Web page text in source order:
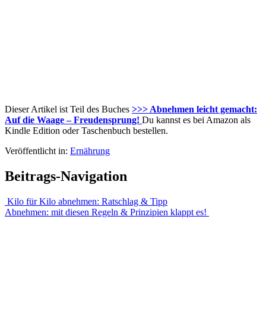
Dieser Artikel ist Teil des Buches >>> Abnehmen leicht gemacht:
Auf die Waage – Freudensprung! Du kannst es bei Amazon als
Kindle Edition oder Taschenbuch bestellen.
Veröffentlicht in: Ernährung
Beitrags-Navigation
Kilo für Kilo abnehmen: Ratschlag & Tipp
Abnehmen: mit diesen Regeln & Prinzipien klappt es!